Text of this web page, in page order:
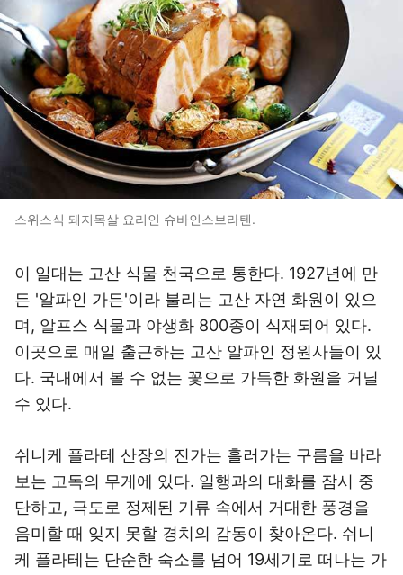
스위스식 돼지목살 요리인 슈바인스브라텐.
이 일대는 고산 식물 천국으로 통한다. 1927년에 만
든 '알파인 가든'이라 불리는 고산 자연 화원이 있으
며, 알프스 식물과 야생화 800종이 식재되어 있다.
이곳으로 매일 출근하는 고산 알파인 정원사들이 있
다. 국내에서 볼 수 없는 꽃으로 가득한 화원을 거닐
수 있다.
쉬니케 플라테 산장의 진가는 흘러가는 구름을 바라
보는 고독의 무게에 있다. 일행과의 대화를 잠시 중
단하고, 극도로 정제된 기류 속에서 거대한 풍경을
음미할 때 잊지 못할 경치의 감동이 찾아온다. 쉬니
케 플라테는 단순한 숙소를 넘어 19세기로 떠나는 가